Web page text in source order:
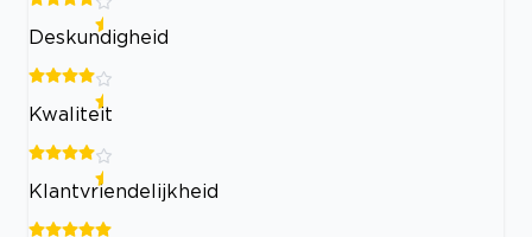
Deskundigheid
Kwaliteit
Klantvriendelijkheid